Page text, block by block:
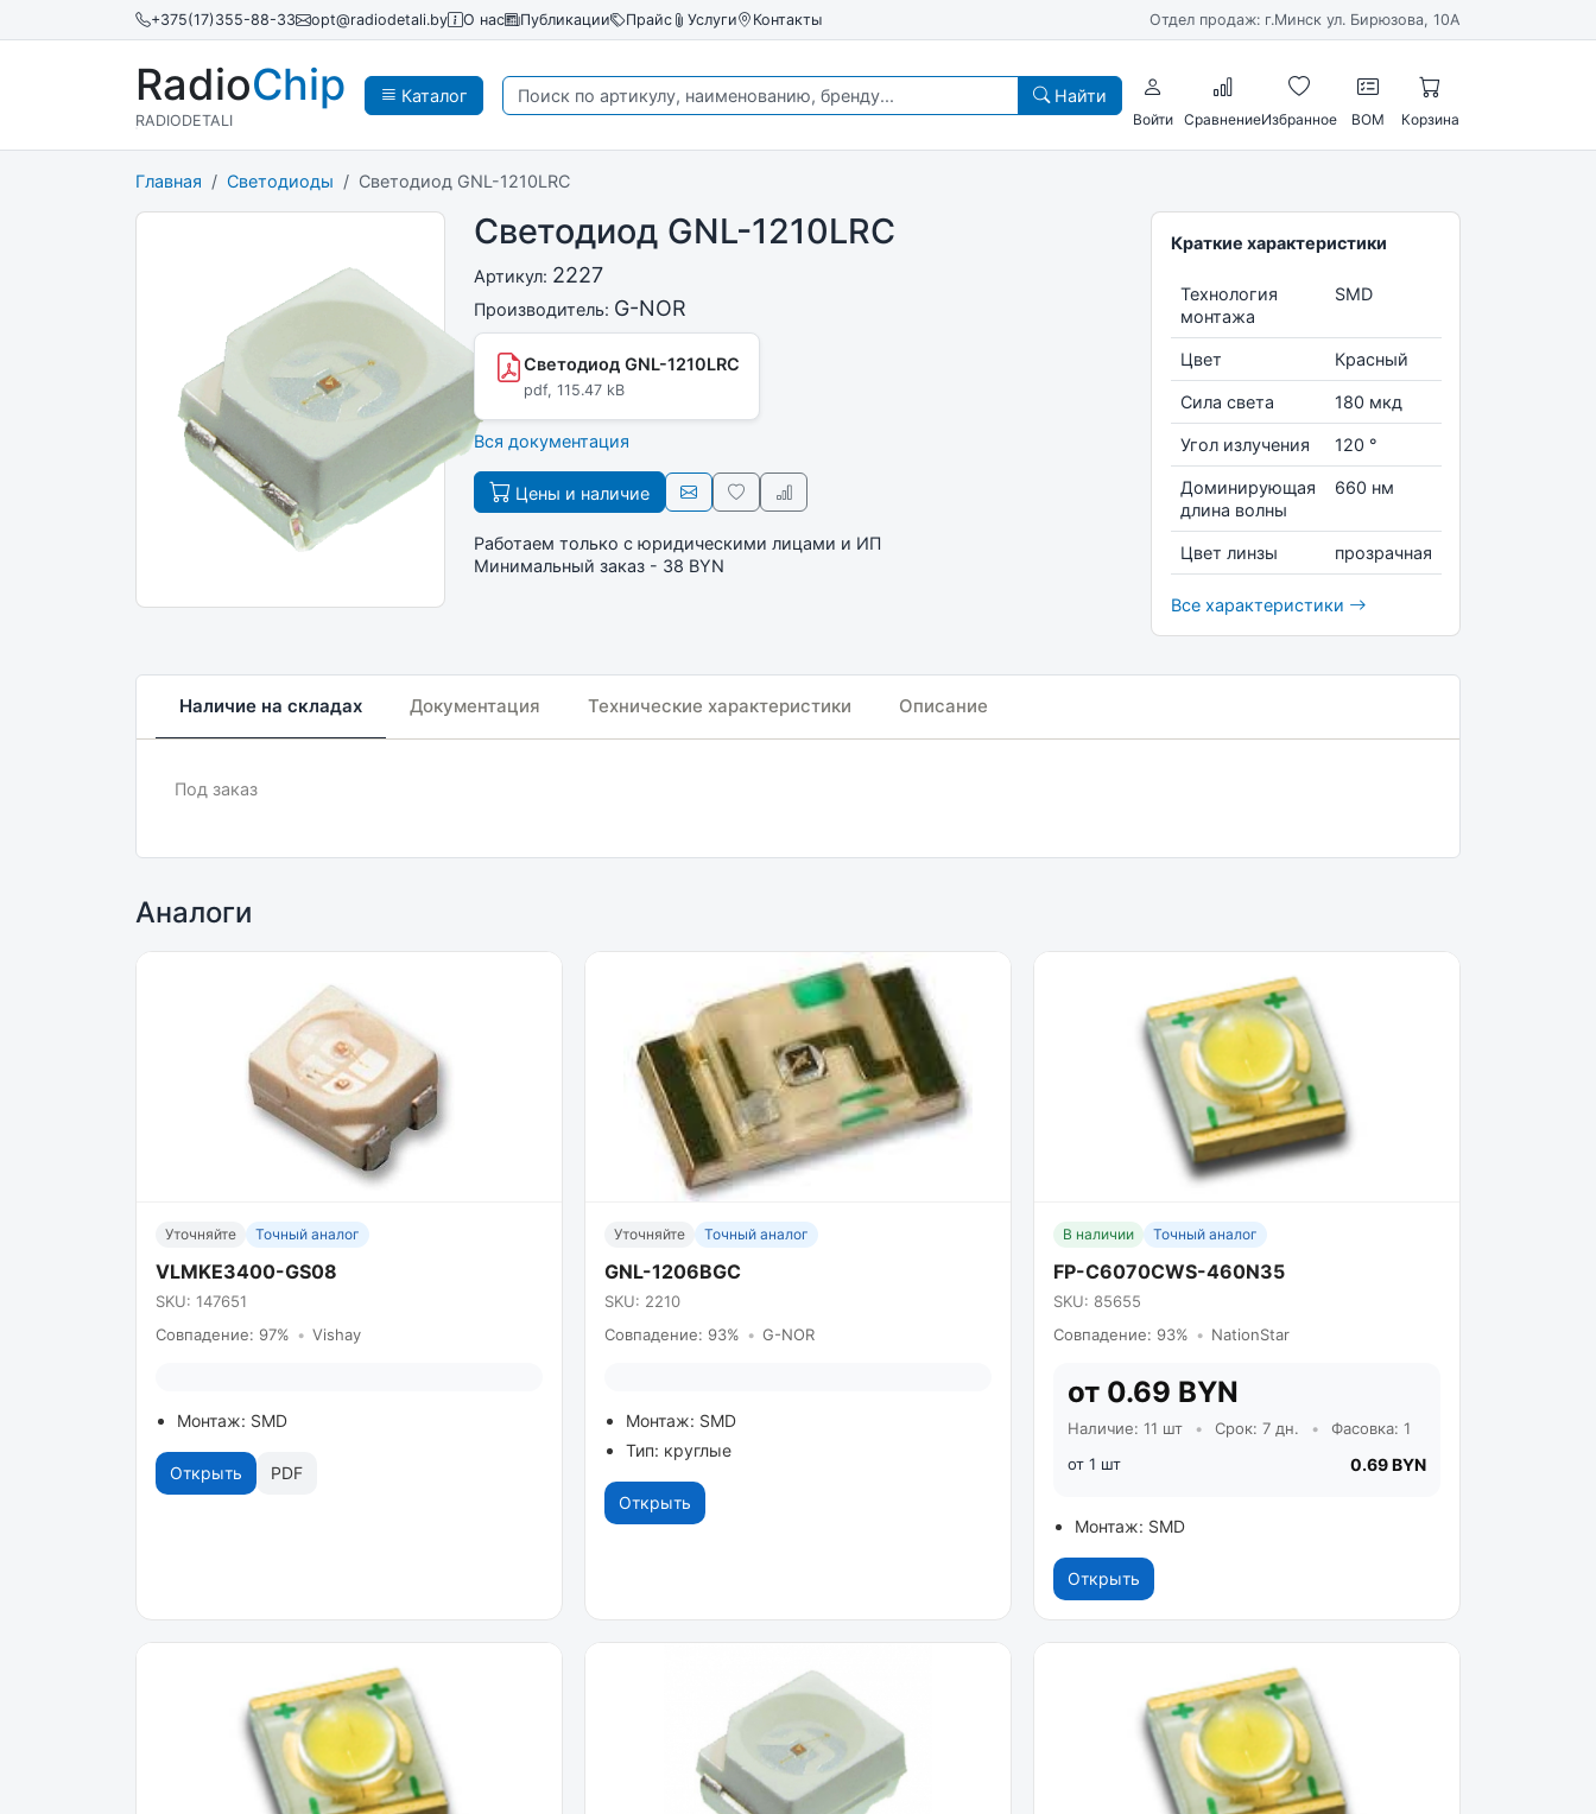
+375(17)355-88-33 opt@radiodetali.by О нас Публикации Прайс Услуги Контакты Отдел продаж: г.Минск ул. Бирюзова, 10А
Каталог
RadioChip
RADIODETALI
Найти
Войти СравнениеИзбранное BOM Корзина
Главная Светодиоды Светодиод GNL-1210LRC
Светодиод GNL-1210LRC
Артикул: 2227
Производитель: G-NOR
Светодиод GNL-1210LRC
pdf, 115.47 kB
Вся документация
Цены и наличие
Работаем только с юридическими лицами и ИП
Минимальный заказ - 38 BYN
Краткие характеристики
Технология
монтажа
SMD
Цвет Красный
Сила света 180 мкд
Угол излучения 120 °
Доминирующая
длина волны
660 нм
Цвет линзы прозрачная
Все характеристики
Наличие на складах Документация Технические характеристики Описание
Под заказ
Аналоги
Уточняйте Точный аналог
VLMKE3400-GS08
SKU: 147651
Совпадение: 97% • Vishay
Монтаж: SMD
Открыть PDF
Уточняйте Точный аналог
GNL-1206BGC
SKU: 2210
Совпадение: 93% • G-NOR
Монтаж: SMD
Тип: круглые
Открыть
В наличии Точный аналог
FP-C6070CWS-460N35
SKU: 85655
Совпадение: 93% • NationStar
от 0.69 BYN
Наличие: 11 шт • Срок: 7 дн. •
Фасовка: 1
от 1 шт
0.69 BYN
Монтаж: SMD
Открыть